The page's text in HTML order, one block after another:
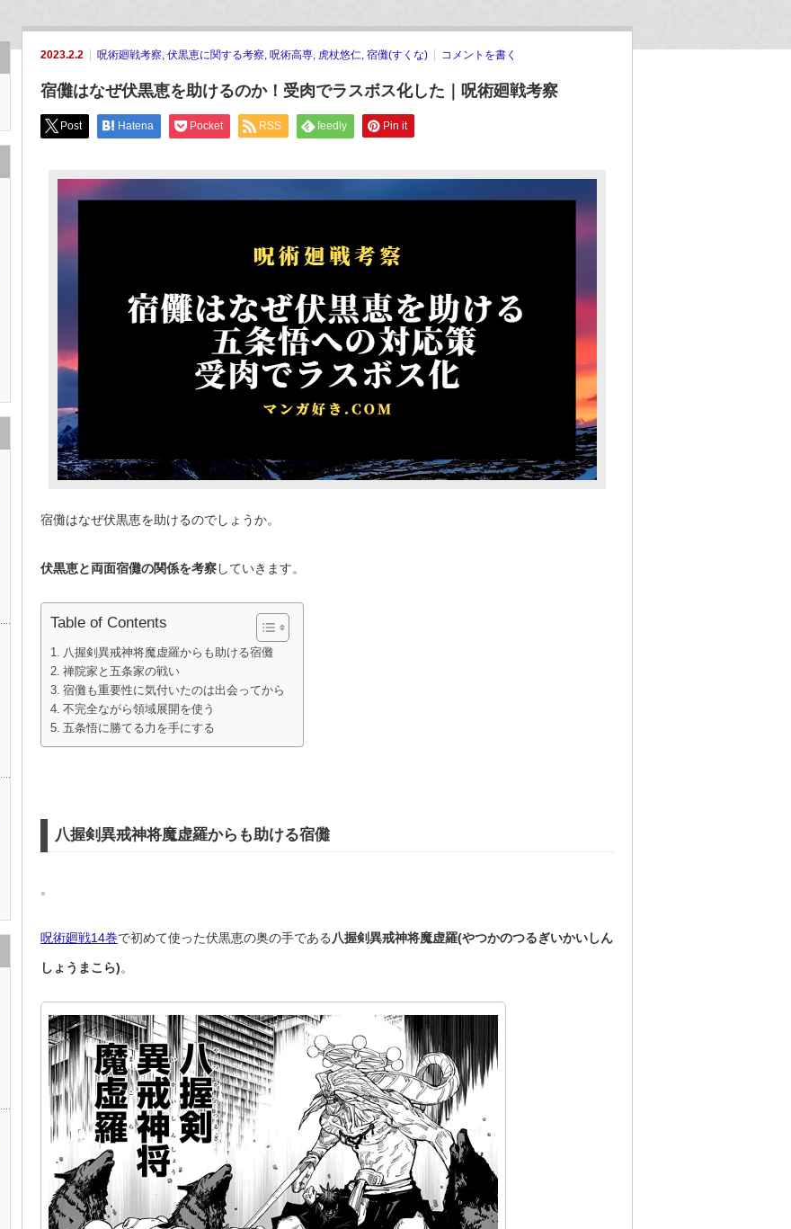
2023.2.2 呪術廻戦考察, 伏黒恵に関する考察, 呪術高専, 虎杖悠仁, 宿儺(すくな) コメントを書く
宿儺はなぜ伏黒恵を助けるのか！受肉でラスボス化した｜呪術廻戦考察
Post Hatena Pocket RSS feedly Pin it
宿儺はなぜ伏黒恵を助けるのでしょうか。
伏黒恵と両面宿儺の関係を考察していきます。
Table of Contents
八握剣異戒神将魔虚羅からも助ける宿儺
禅院家と五条家の戦い
宿儺も重要性に気付いたのは出会ってから
不完全ながら領域展開を使う
五条悟に勝てる力を手にする
八握剣異戒神将魔虚羅からも助ける宿儺
。
呪術廻戦14巻で初めて使った伏黒恵の奥の手である 八握剣異戒神将魔虚羅(やつかのつるぎいかいしん
しょうまこら)。